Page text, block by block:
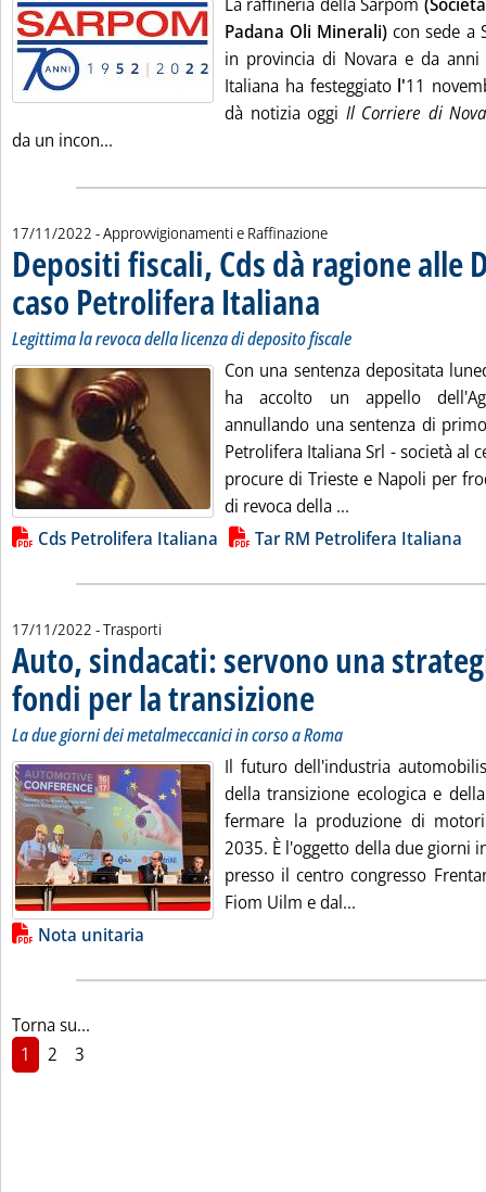
Padana Oli Minerali)con sede a
in provincia di Novara e da anni
Italiana ha festeggiatol'11
dà notizia oggi Il Corriere di
da un incon...
17/11/2022 - Approvvigionamenti e Raffinazione
Depositi fiscali, Cds dà ragione alle
caso Petrolifera Italiana . Sottotitolo: Legittima la
. Pubblicata giovedì 17
Legittima la revoca della licenza di deposito fiscale
Con una sentenza depositata
ha accolto un appello
annullando una sentenza di
Petrolifera Italiana Srl - società al
procure di Trieste e Napoli per
di revoca della ...
Lista allegati PDF alla notizia
Cds Petrolifera Italiana Tar RM Petrolifera Italiana
17/11/2022 - Trasporti
Auto, sindacati: servono una
fondi per la transizione . Sottotitolo: La due giorni dei
. Pubblicata giovedì 17
La due giorni dei metalmeccanici in corso a Roma
Il futuro dell'industria
della transizione ecologica e
fermare la produzione di
2035. È l'oggetto della due giorni
presso il centro congresso
Fiom Uilm e dal...
Lista allegati PDF alla notizia
Nota unitaria
Torna su...
1
2 3